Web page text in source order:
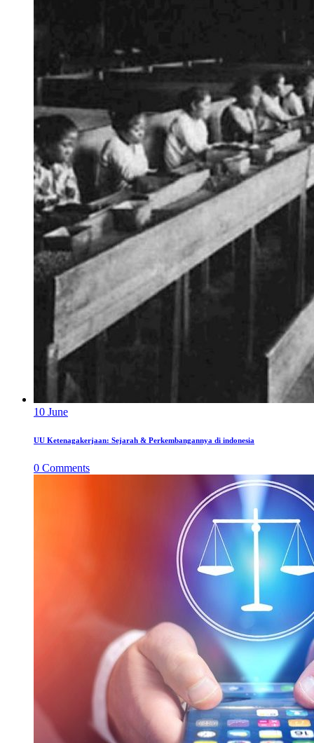
10 June
UU Ketenagakerjaan: Sejarah & Perkembangannya di indonesia
0 Comments